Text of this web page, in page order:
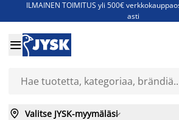
ILMAINEN TOIMITUS yli 500€
asti
Jenkkisänkyjä - Säästä jopa

 Valitse JYSK-myymäläsi